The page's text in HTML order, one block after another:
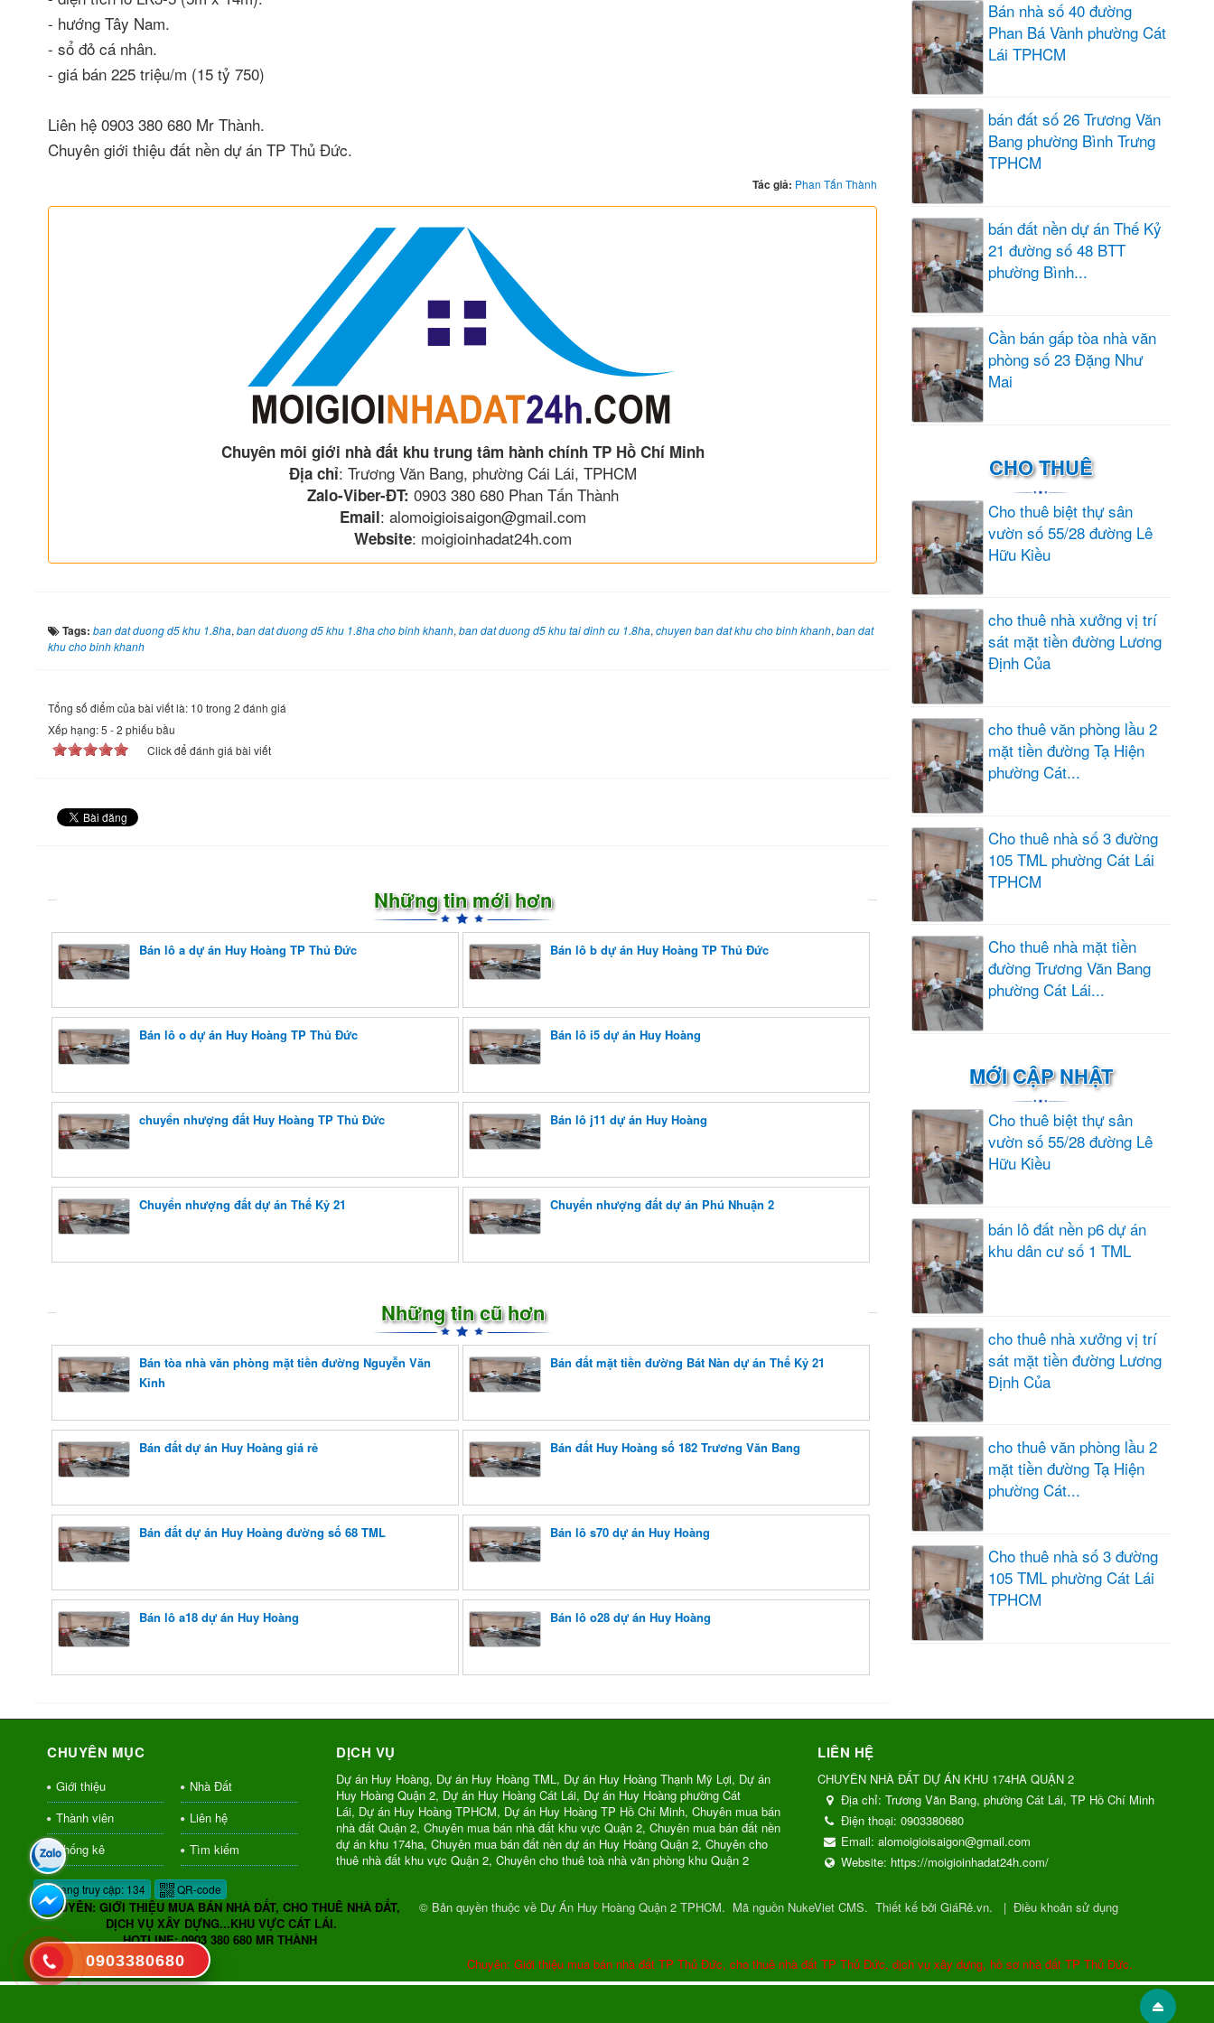
- hướng Tây Nam.
- sổ đỏ cá nhân.
- giá bán 225 triệu/m (15 tỷ 750)
Liên hệ 0903 380 680 Mr Thành.
Chuyên giới thiệu đất nền dự án TP Thủ Đức.
Tác giả: Phan Tấn Thành
Chuyên môi giới nhà đất khu trung tâm hành chính TP Hồ Chí Minh
Địa chỉ: Trương Văn Bang, phường Cái Lái, TPHCM
Zalo-Viber-ĐT: 0903 380 680 Phan Tấn Thành
Email: alomoigioisaigon@gmail.com
Website: moigioinhadat24h.com
Tags: ban dat duong d5 khu 1.8ha, ban dat duong d5 khu 1.8ha cho binh khanh, ban dat duong d5 khu tai dinh cu 1.8ha, chuyen ban dat khu cho binh khanh, ban dat
khu cho binh khanh
Tổng số điểm của bài viết là: 10 trong 2 đánh giá
Xếp hạng:5 -2 phiếu bầu
Click để đánh giá bài viết
Những tin mới hơn
Bán lô a dự án Huy Hoàng TP Thủ Đức Bán lô b dự án Huy Hoàng TP Thủ Đức
Bán lô o dự án Huy Hoàng TP Thủ Đức Bán lô i5 dự án Huy Hoàng
chuyển nhượng đất Huy Hoàng TP Thủ Đức Bán lô j11 dự án Huy Hoàng
Chuyển nhượng đất dự án Thế Kỷ 21 Chuyển nhượng đất dự án Phú Nhuận 2
Những tin cũ hơn
Bán tòa nhà văn phòng mặt tiền đường Nguyễn Văn
Kỉnh
Bán đất mặt tiền đường Bát Nàn dự án Thế Kỷ 21
Bán đất dự án Huy Hoàng giá rẻ Bán đất Huy Hoàng số 182 Trương Văn Bang
Bán đất dự án Huy Hoàng đường số 68 TML Bán lô s70 dự án Huy Hoàng
Bán lô a18 dự án Huy Hoàng Bán lô o28 dự án Huy Hoàng
Bán nhà số 40 đường
Phan Bá Vành phường Cát
Lái TPHCM
bán đất số 26 Trương Văn
Bang phường Bình Trưng
TPHCM
bán đất nền dự án Thế Kỷ
21 đường số 48 BTT
phường Bình...
Cần bán gấp tòa nhà văn
phòng số 23 Đặng Như
Mai
CHO THUÊ
Cho thuê biệt thự sân
vườn số 55/28 đường Lê
Hữu Kiều
cho thuê nhà xưởng vị trí
sát mặt tiền đường Lương
Định Của
cho thuê văn phòng lầu 2
mặt tiền đường Tạ Hiện
phường Cát...
Cho thuê nhà số 3 đường
105 TML phường Cát Lái
TPHCM
Cho thuê nhà mặt tiền
đường Trương Văn Bang
phường Cát Lái...
MỚI CẬP NHẬT
Cho thuê biệt thự sân
vườn số 55/28 đường Lê
Hữu Kiều
bán lô đất nền p6 dự án
khu dân cư số 1 TML
cho thuê nhà xưởng vị trí
sát mặt tiền đường Lương
Định Của
cho thuê văn phòng lầu 2
mặt tiền đường Tạ Hiện
phường Cát...
Cho thuê nhà số 3 đường
105 TML phường Cát Lái
TPHCM
CHUYÊN MỤC
Giới thiệu
Nhà Đất
Thành viên
Liên hệ
Thống kê
Tìm kiếm
Đang truy cập: 134 QR-code
DỊCH VỤ
Dự án Huy Hoàng, Dự án Huy Hoàng TML, Dự án Huy Hoàng Thạnh Mỹ Lợi, Dự án
Huy Hoàng Quận 2, Dự án Huy Hoàng Cát Lái, Dự án Huy Hoàng phường Cát
Lái, Dự án Huy Hoàng TPHCM, Dự án Huy Hoàng TP Hồ Chí Minh, Chuyên mua bán
nhà đất Quận 2, Chuyên mua bán nhà đất khu vực Quận 2, Chuyên mua bán đất nền
dự án khu 174ha, Chuyên mua bán đất nền dự án Huy Hoàng Quận 2, Chuyên cho
thuê nhà đất khu vực Quận 2, Chuyên cho thuê toà nhà văn phòng khu Quận 2
0903380680
LIÊN HỆ
CHUYÊN NHÀ ĐẤT DỰ ÁN KHU 174HA QUẬN 2
Địa chỉ:Trương Văn Bang, phường Cát Lái, TP Hồ Chí Minh
Điện thoại:0903380680
Email:alomoigioisaigon@gmail.com
Website: https://moigioinhadat24h.com/
CHUYÊN: GIỚI THIỆU MUA BÁN NHÀ ĐẤT, CHO THUÊ NHÀ ĐẤT,
DỊCH VỤ XÂY DỰNG...KHU VỰC CÁT LÁI.
HOTLINE: 0903 380 680 MR THÀNH
© Bản quyền thuộc về Dự Án Huy Hoàng Quận 2 TPHCM. Mã nguồn NukeViet CMS. Thiết kế bởi GiáRẻ.vn. | Điều khoản sử dụng
Chuyên: Giới thiệu mua bán nhà đất TP Thủ Đức, cho thuê nhà đất TP Thủ Đức, dịch vụ xây dựng, hồ sơ nhà đất TP Thủ Đức.